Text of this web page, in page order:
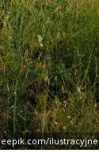
ilustracyjne